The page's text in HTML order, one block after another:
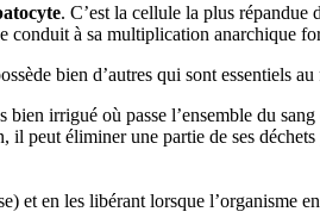
. C’est la cellule la plus répandue
à sa multiplication anarchique
bien d’autres qui sont essentiels
irrigué où passe l’ensemble du
il peut éliminer une partie de ses
et en les libérant lorsque l’organisme